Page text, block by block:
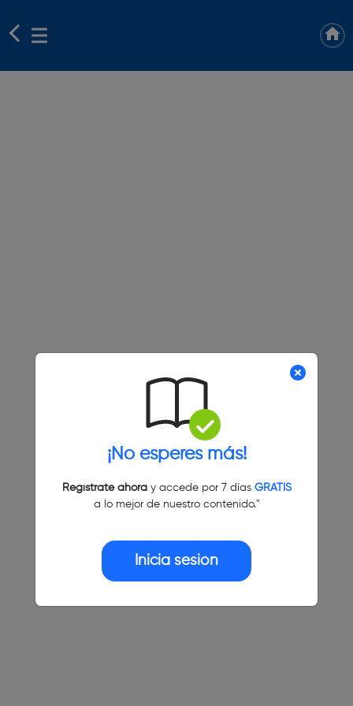
¡No esperes más!
Regístrate ahoray accede por 7 días GRATIS
a lo mejor de nuestro contenido."
Inicia sesión